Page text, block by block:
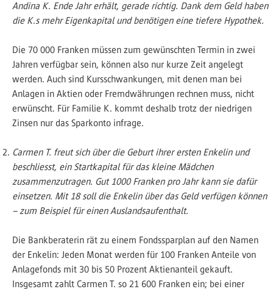
Andina K. Ende Jahr erhält, gerade richtig. Dank dem Geld haben
die K.s mehr Eigenkapital und benötigen eine tiefere Hypothek.
Die 70 000 Franken müssen zum gewünschten Termin in zwei
Jahren verfügbar sein, können also nur kurze Zeit angelegt
werden. Auch sind Kursschwankungen, mit denen man bei
Anlagen in Aktien oder Fremdwährungen rechnen muss, nicht
erwünscht. Für Familie K. kommt deshalb trotz der niedrigen
Zinsen nur das Sparkonto infrage.
Carmen T. freut sich über die Geburt ihrer ersten Enkelin und
beschliesst, ein Startkapital für das kleine Mädchen
zusammenzutragen. Gut 1000 Franken pro Jahr kann sie dafür
einsetzen. Mit 18 soll die Enkelin über das Geld verfügen können
– zum Beispiel für einen Auslandsaufenthalt.
Die Bankberaterin rät zu einem Fondssparplan auf den Namen
der Enkelin: Jeden Monat werden für 100 Franken Anteile von
Anlagefonds mit 30 bis 50 Prozent Aktienanteil gekauft.
Insgesamt zahlt Carmen T. so 21 600 Franken ein; bei einer